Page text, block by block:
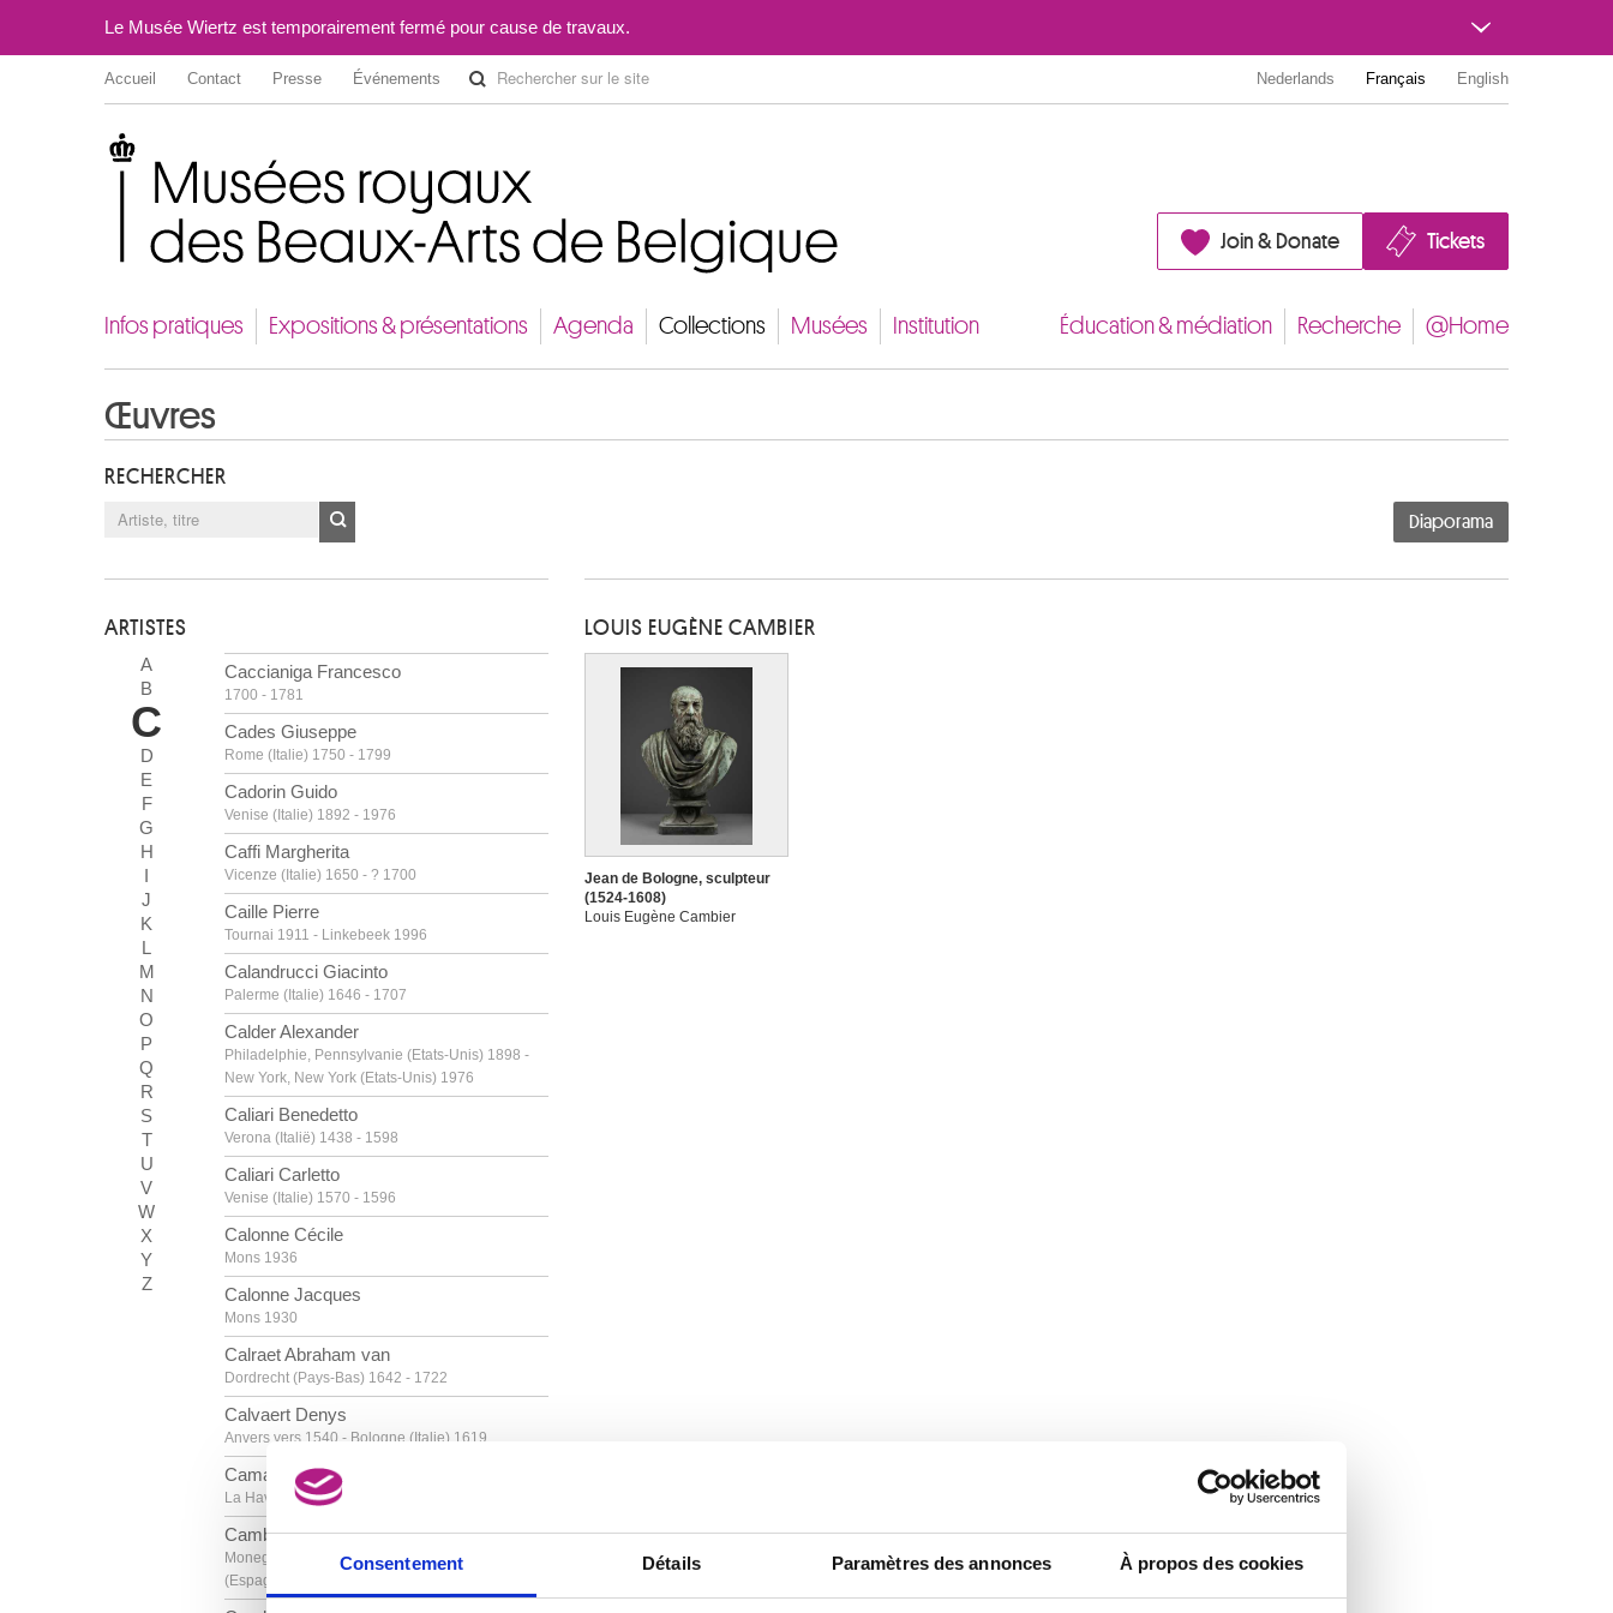
Consentement Détails Paramètres des annonces À propos des cookies
Le Musée Wiertz est temporairement fermé pour cause de travaux.
Accueil Contact Presse Événements Nederlands Français English
Join & Donate Tickets
Infos pratiques Expositions & présentations Agenda Collections Musées Institution Éducation & médiation Recherche @Home
Œuvres
RECHERCHER
ARTISTES
A
B
C
D
E
F
G
H
I
J
K
L
M
N
O
P
Q
R
S
T
U
V
W
X
Y
Z
Caccianiga Francesco
1700 - 1781
Cades Giuseppe
Rome (Italie) 1750 - 1799
Cadorin Guido
Venise (Italie) 1892 - 1976
Caffi Margherita
Vicenze (Italie) 1650 - ? 1700
Caille Pierre
Tournai 1911 - Linkebeek 1996
Calandrucci Giacinto
Palerme (Italie) 1646 - 1707
Calder Alexander
Philadelphie, Pennsylvanie (Etats-Unis) 1898 -
New York, New York (Etats-Unis) 1976
Caliari Benedetto
Verona (Italië) 1438 - 1598
Caliari Carletto
Venise (Italie) 1570 - 1596
Calonne Cécile
Mons 1936
Calonne Jacques
Mons 1930
Calraet Abraham van
Dordrecht (Pays-Bas) 1642 - 1722
Calvaert Denys
Anvers vers 1540 - Bologne (Italie) 1619
Camacho Jorge
La Havane (Cuba) 1934
Cambiaso Luca
Moneglia / Gênes (Italie) 1527 - Madrid
(Espagne) 1585
Diaporama
LOUIS EUGÈNE CAMBIER
Jean de Bologne, sculpteur
(1524-1608)
Louis Eugène Cambier